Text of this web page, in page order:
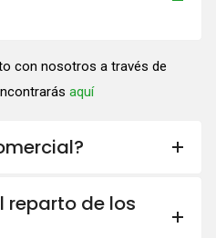
con nosotros a través de
aquí
reparto de los